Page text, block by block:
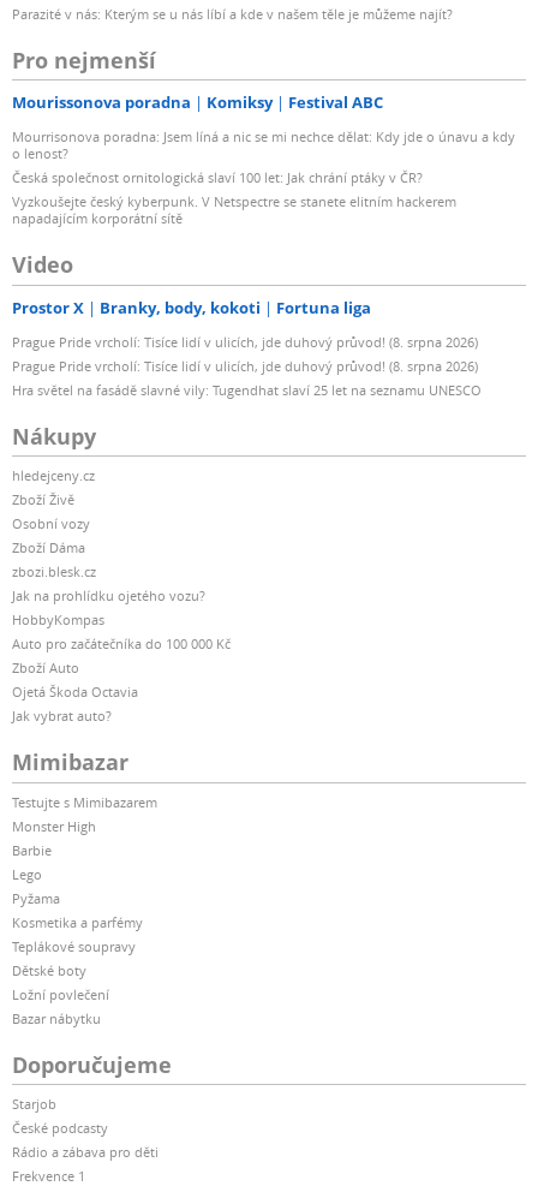
Parazité v nás: Kterým se u nás líbí a kde v našem těle je můžeme najít?
Pro nejmenší
Mourissonova poradna Komiksy Festival ABC
Mourrisonova poradna: Jsem líná a nic se mi nechce dělat: Kdy jde o únavu a kdy
o lenost?
Česká společnost ornitologická slaví 100 let: Jak chrání ptáky v ČR?
Vyzkoušejte český kyberpunk. V Netspectre se stanete elitním hackerem
napadajícím korporátní sítě
Video
Prostor X Branky, body, kokoti Fortuna liga
Prague Pride vrcholí: Tisíce lidí v ulicích, jde duhový průvod! (8. srpna 2026)
Prague Pride vrcholí: Tisíce lidí v ulicích, jde duhový průvod! (8. srpna 2026)
Hra světel na fasádě slavné vily: Tugendhat slaví 25 let na seznamu UNESCO
Nákupy
hledejceny.cz
Zboží Živě
Osobní vozy
Zboží Dáma
zbozi.blesk.cz
Jak na prohlídku ojetého vozu?
HobbyKompas
Auto pro začátečníka do 100 000 Kč
Zboží Auto
Ojetá Škoda Octavia
Jak vybrat auto?
Mimibazar
Testujte s Mimibazarem
Monster High
Barbie
Lego
Pyžama
Kosmetika a parfémy
Teplákové soupravy
Dětské boty
Ložní povlečení
Bazar nábytku
Doporučujeme
Starjob
České podcasty
Rádio a zábava pro děti
Frekvence 1